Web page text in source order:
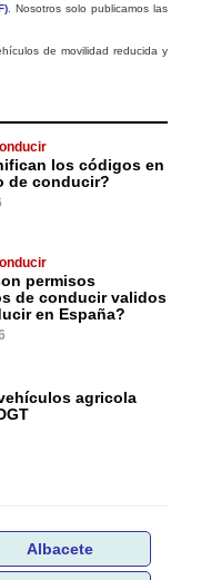
. Nosotros solo publicamos las
de movilidad reducida y
los códigos en
de conducir?
permisos
de conducir validos
en España?
agricola
Albacete